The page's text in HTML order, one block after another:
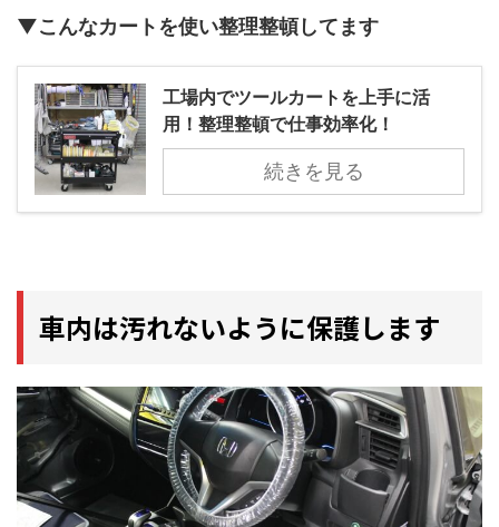
▼こんなカートを使い整理整頓してます
工場内でツールカートを上手に活
用！整理整頓で仕事効率化！
続きを見る
車内は汚れないように保護します